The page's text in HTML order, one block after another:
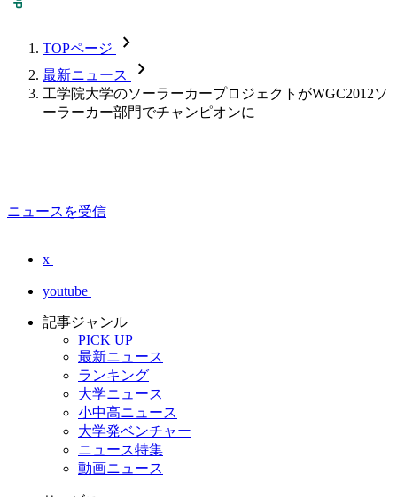
TOPページ chevron_forward
最新ニュース chevron_forward
工学院大学のソーラーカープロジェクトがWGC2012ソ
ーラーカー部門でチャンピオンに
ニュースを受信
x
youtube
記事ジャンル
PICK UP
最新ニュース
ランキング
大学ニュース
小中高ニュース
大学発ベンチャー
ニュース特集
動画ニュース